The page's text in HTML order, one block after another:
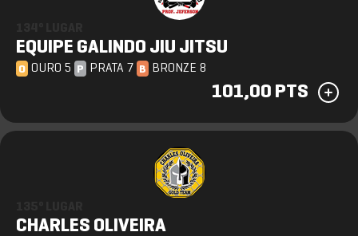
EQUIPE GALINDO JIU JITSU
O OURO 5 P PRATA 7 B BRONZE 8
101,00 PTS
CHARLES OLIVEIRA